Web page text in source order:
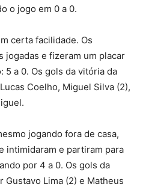
o jogo em 0 a 0.
certa facilidade. Os
jogadas e fizeram um placar
a 0. Os gols da vitória da
Coelho, Miguel Silva (2),
jogando fora de casa,
intimidaram e partiram para
por 4 a 0. Os gols da
Lima (2) e Matheus